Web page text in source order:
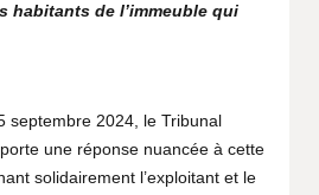
habitants de l’immeuble qui
septembre 2024, le Tribunal
une réponse nuancée à cette
solidairement l’exploitant et le